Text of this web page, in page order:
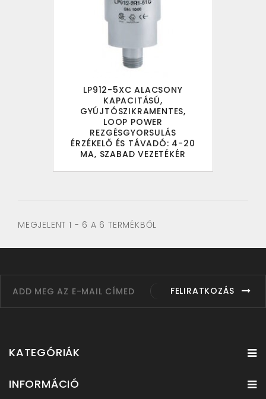
LP912-5XC ALACSONY
KAPACITÁSÚ,
GYÚJTÓSZIKRAMENTES,
LOOP POWER
REZGÉSGYORSULÁS
ÉRZÉKELŐ ÉS TÁVADÓ: 4-20
MA, SZABAD VEZETÉKÉR
MEGJELENT 1 - 6 A 6 TERMÉKBŐL
FELIRATKOZÁS
KATEGÓRIÁK
INFORMÁCIÓ